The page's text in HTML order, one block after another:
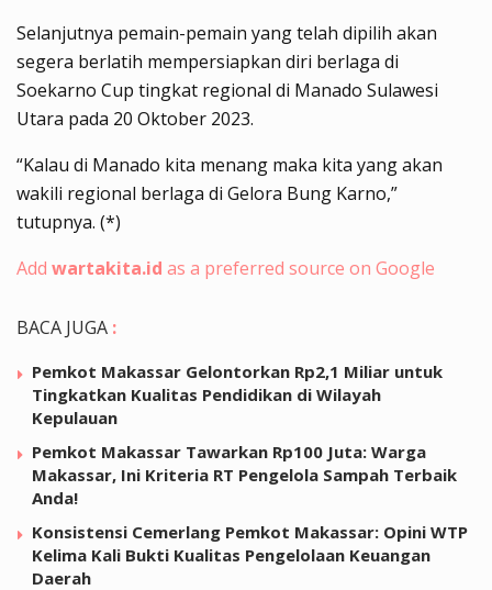
Selanjutnya pemain-pemain yang telah dipilih akan
segera berlatih mempersiapkan diri berlaga di
Soekarno Cup tingkat regional di Manado Sulawesi
Utara pada 20 Oktober 2023.
“Kalau di Manado kita menang maka kita yang akan
wakili regional berlaga di Gelora Bung Karno,”
tutupnya. (*)
Add wartakita.id as a preferred source on Google
BACA JUGA :
Pemkot Makassar Gelontorkan Rp2,1 Miliar untuk
Tingkatkan Kualitas Pendidikan di Wilayah
Kepulauan
Pemkot Makassar Tawarkan Rp100 Juta: Warga
Makassar, Ini Kriteria RT Pengelola Sampah Terbaik
Anda!
Konsistensi Cemerlang Pemkot Makassar: Opini WTP
Kelima Kali Bukti Kualitas Pengelolaan Keuangan
Daerah